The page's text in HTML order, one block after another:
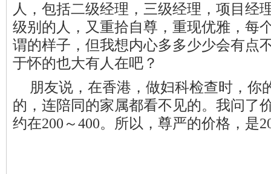
人，包括二级经理，三级经理，项目经
级别的人，又重拾自尊，重现优雅，每
谓的样子，但我想内心多多少少会有点
于怀的也大有人在吧？
朋友说，在香港，做妇科检查时，你
的，连陪同的家属都看不见的。我问了
约在200～400。所以，尊严的价格，是